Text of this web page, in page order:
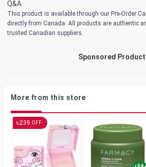
Q&A
This product is available through our Pre-Order
directly from Canada. All products are authentic
trusted Canadian suppliers.
Sponsored
More from this store
৳239 OFF